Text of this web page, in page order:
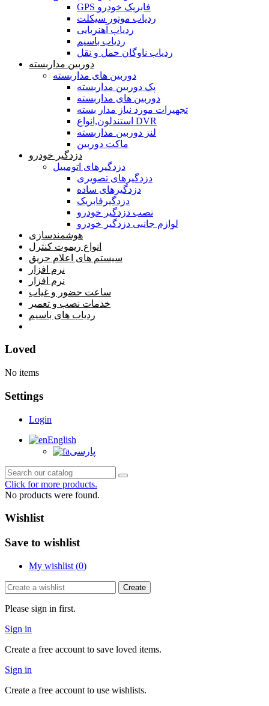
GPS فابریک خودرو
ردیاب موتور سیکلت
ردیاب آهنربایی
ردیاب باسیم
ردیاب ناوگان حمل و نقل
دوربین مداربسته
دوربین های مداربسته
پک دوربین مداربسته
دوربین های مداربسته
تجهیرات مورد نیاز مدار بسته
استندلون,انواع DVR
لنز دوربین مداربسته
ماکت دوربین
دزدگیر خودرو
دزدگیرهای اتومبیل
دزدگیرهای تصویری
دزدگیرهای ساده
دزدگیرفابریک
نصب دزدگیر خودرو
لوازم جانبی دزدگیر خودرو
هوشمندسازی
انواع ریموت کنترل
سیستم های اعلام حریق
نرم افزار
نرم افزار
ساعت حضور و غیاب
خدمات نصب و تعمیر
ردیاب های باسیم
Loved
No items
Settings
Login
English
پارسی
Click for more products.
No products were found.
Wishlist
Save to wishlist
My wishlist (0)
Create
Please sign in first.
Sign in
Create a free account to save loved items.
Sign in
Create a free account to use wishlists.